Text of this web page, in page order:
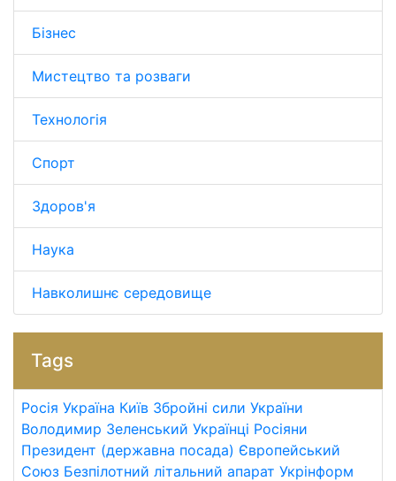
Бізнес
Мистецтво та розваги
Технологія
Спорт
Здоров'я
Наука
Навколишнє середовище
Tags
Росія Україна Київ Збройні сили України
Володимир Зеленський Українці Росіяни
Президент (державна посада) Європейський
Союз Безпілотний літальний апарат Укрінформ